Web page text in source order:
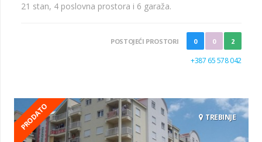
21 stan, 4 poslovna prostora i 6 garaža.
POSTOJEĆI PROSTORI 0 0 2
+387 65 578 042
PRODATO TREBINJE